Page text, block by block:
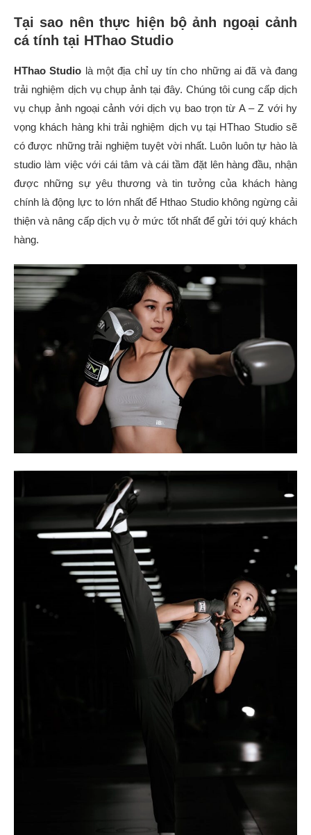
Tại sao nên thực hiện bộ ảnh ngoại cảnh
cá tính tại HThao Studio
HThao Studio là một địa chỉ uy tín cho những ai đã và đang
trải nghiệm dịch vụ chụp ảnh tại đây. Chúng tôi cung cấp dịch
vụ chụp ảnh ngoại cảnh với dịch vụ bao trọn từ A – Z với hy
vọng khách hàng khi trải nghiệm dịch vụ tại HThao Studio sẽ
có được những trải nghiệm tuyệt vời nhất. Luôn luôn tự hào là
studio làm việc với cái tâm và cái tầm đặt lên hàng đầu, nhận
được những sự yêu thương và tin tưởng của khách hàng
chính là động lực to lớn nhất để Hthao Studio không ngừng cải
thiện và nâng cấp dịch vụ ở mức tốt nhất để gửi tới quý khách
hàng.